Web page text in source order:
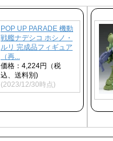
POP UP PARADE 機動
戦艦ナデシコ ホシノ・
ルリ 完成品フィギュア
（再...
価格：4,224円（税
込、送料別)
(2023/12/30時点)